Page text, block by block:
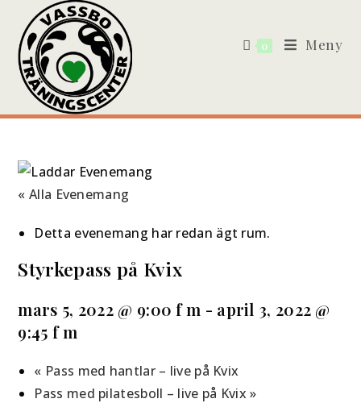
0 Meny
« Alla Evenemang
Detta evenemang har redan ägt rum.
Styrkepass på Kvix
mars 5, 2022 @ 9:00 f m - april 3, 2022 @
9:45 f m
« Pass med hantlar – live på Kvix
Pass med pilatesboll – live på Kvix»